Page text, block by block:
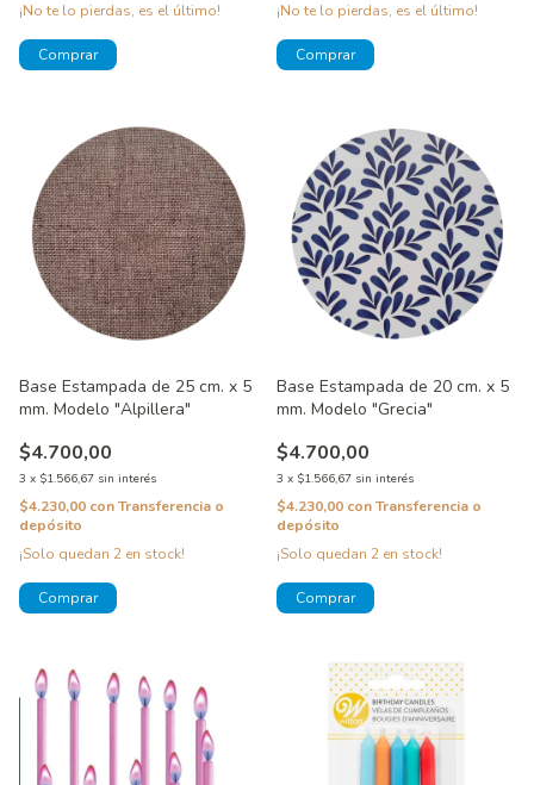
¡No te lo pierdas, es el último!
¡No te lo pierdas, es el último!
Base Estampada de 25 cm. x 5
mm. Modelo "Alpillera"
$4.700,00
3 x $1.566,67 sin interés
$4.230,00 conTransferencia o
depósito
¡Solo quedan 2 en stock!
Base Estampada de 20 cm. x 5
mm. Modelo "Grecia"
$4.700,00
3 x $1.566,67 sin interés
$4.230,00 conTransferencia o
depósito
¡Solo quedan 2 en stock!